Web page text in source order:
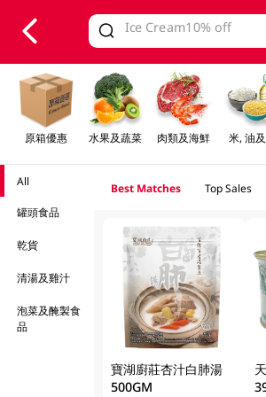
Valid Until 30 June 2026
原箱優惠 水果及蔬菜 肉類及海鮮 米, 油
All
罐頭食品
乾貨
清湯及雞汁
泡菜及醃製食
品
Best Matches Top Sales
寶湖廚莊杏汁白肺湯
500GM